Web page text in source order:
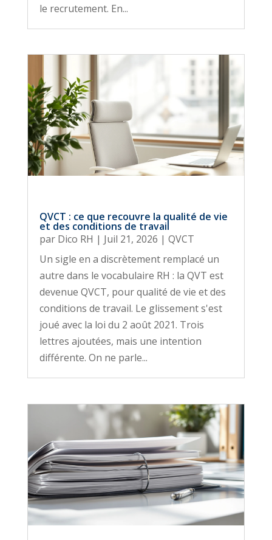
le recrutement. En...
QVCT : ce que recouvre la qualité de vie
et des conditions de travail
par Dico RH | Juil 21, 2026 | QVCT
Un sigle en a discrètement remplacé un
autre dans le vocabulaire RH : la QVT est
devenue QVCT, pour qualité de vie et des
conditions de travail. Le glissement s'est
joué avec la loi du 2 août 2021. Trois
lettres ajoutées, mais une intention
différente. On ne parle...